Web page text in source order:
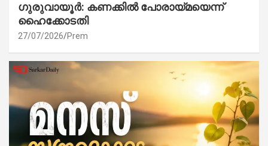
ഗുരുവായൂർ: കണക്കിൽ പോരായ്മയെന്ന്
ഹൈക്കോടതി
27/07/2026 Prem